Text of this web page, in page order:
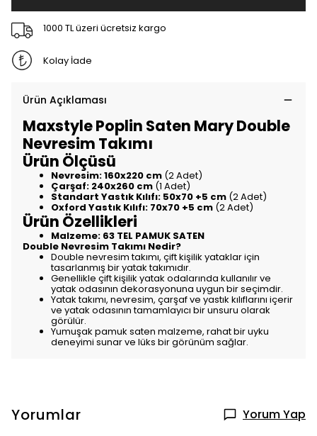
1000 TL üzeri ücretsiz kargo
Kolay İade
Ürün Açıklaması
Maxstyle Poplin Saten Mary Double
Nevresim Takımı
Ürün Ölçüsü
Nevresim:160x220 cm (2 Adet)
Çarşaf: 240x260 cm (1 Adet)
Standart Yastık Kılıfı: 50x70 +5 cm (2 Adet)
Oxford Yastık Kılıfı: 70x70 +5 cm (2 Adet)
Ürün Özellikleri
Malzeme: 63 TEL PAMUK SATEN
Double Nevresim Takımı Nedir?
Double nevresim takımı, çift kişilik yataklar için
tasarlanmış bir yatak takımıdır.
Genellikle çift kişilik yatak odalarında kullanılır ve
yatak odasının dekorasyonuna uygun bir seçimdir.
Yatak takımı, nevresim, çarşaf ve yastık kılıflarını içerir
ve yatak odasının tamamlayıcı bir unsuru olarak
görülür.
Yumuşak pamuk saten malzeme, rahat bir uyku
deneyimi sunar ve lüks bir görünüm sağlar.
Yorumlar Yorum Yap